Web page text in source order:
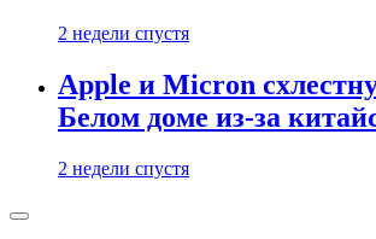
2 недели спустя
Apple и Micron
Белом доме из-за
2 недели спустя